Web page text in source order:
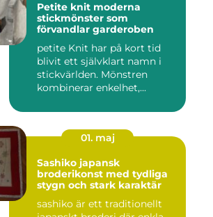
Petite knit moderna
stickmönster som
förvandlar garderoben
petite Knit har på kort tid
blivit ett självklart namn i
stickvärlden. Mönstren
kombinerar enkelhet,...
01. maj
Sashiko japansk
broderikonst med tydliga
stygn och stark karaktär
sashiko är ett traditionellt